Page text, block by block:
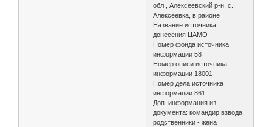
обл., Алексеевский р-н, с.
Алексеевка, в районе
Название источника
донесения ЦАМО
Номер фонда источника
информации 58
Номер описи источника
информации 18001
Номер дела источника
информации 861.
Доп. информация из
документа: командир взвода,
родственники - жена